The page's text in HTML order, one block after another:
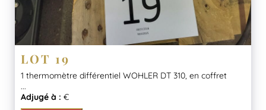
LOT 19
1 thermomètre différentiel WOHLER DT 310, en coffret
...
Adjugé à : €